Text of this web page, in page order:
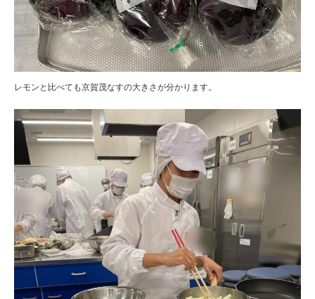
レモンと比べても京賀茂なすの大きさが分かります。